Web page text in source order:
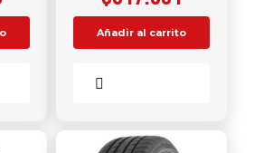
Añadir al carrito